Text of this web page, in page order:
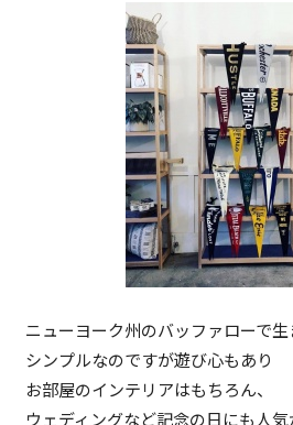
ニューヨーク州のバッファローで
シンプルなのですが遊び心もあり
お部屋のインテリアはもちろん、
ウェディングなど記念の日にも人気